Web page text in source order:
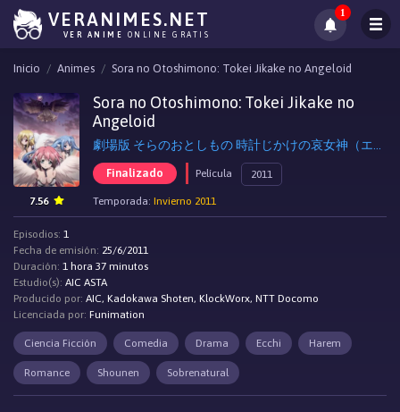
VERANIMES.NET
VER ANIME ONLINE GRATIS
1
Inicio Animes Sora no Otoshimono: Tokei Jikake no Angeloid
Sora no Otoshimono: Tokei Jikake no
Angeloid
Finalizado Película 2011
Temporada: Invierno 2011
7.56
Episodios: 1
Fecha de emisión: 25/6/2011
Duración: 1 hora 37 minutos
Estudio(s): AIC ASTA
Producido por: AIC, Kadokawa Shoten, KlockWorx, NTT Docomo
Licenciada por: Funimation
Ciencia Ficción Comedia Drama Ecchi Harem
Romance Shounen Sobrenatural